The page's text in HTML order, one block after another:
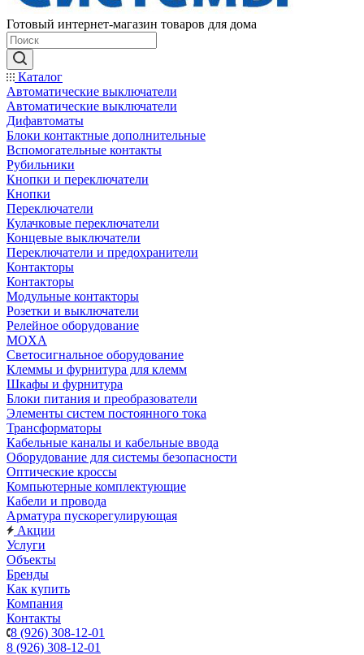
Готовый интернет-магазин товаров для дома
Каталог
Автоматические выключатели
Автоматические выключатели
Дифавтоматы
Блоки контактные дополнительные
Вспомогательные контакты
Рубильники
Кнопки и переключатели
Кнопки
Переключатели
Кулачковые переключатели
Концевые выключатели
Переключатели и предохранители
Контакторы
Контакторы
Модульные контакторы
Розетки и выключатели
Релейное оборудование
MOXA
Светосигнальное оборудование
Клеммы и фурнитура для клемм
Шкафы и фурнитура
Блоки питания и преобразователи
Элементы систем постоянного тока
Трансформаторы
Кабельные каналы и кабельные ввода
Оборудование для системы безопасности
Оптические кроссы
Компьютерные комплектующие
Кабели и провода
Арматура пускорегулирующая
Акции
Услуги
Объекты
Бренды
Как купить
Компания
Контакты
8 (926) 308-12-01
8 (926) 308-12-01